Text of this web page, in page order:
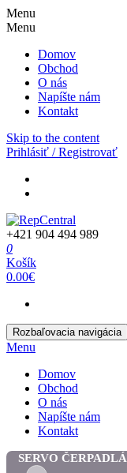
Menu
Menu
Domov
Obchod
O nás
Napíšte nám
Kontakt
Skip to the content
Prihlásiť / Registrovať
+421 904 494 989
0
Košík
0.00€
Rozbaľovacia navigácia
Menu
Domov
Obchod
O nás
Napíšte nám
Kontakt
SERVO ČERPADLÁ